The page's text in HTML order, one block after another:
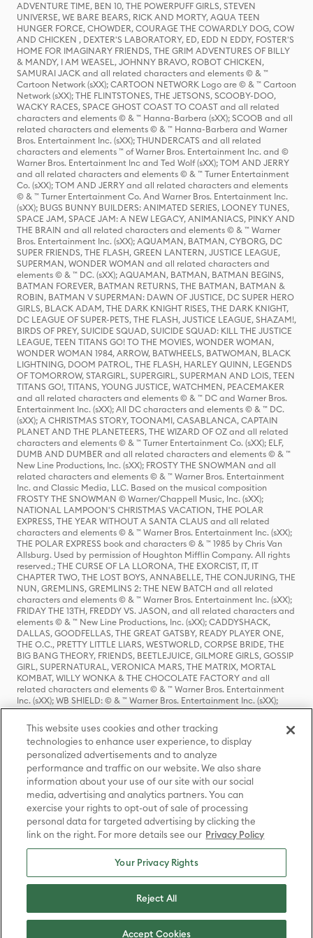
ADVENTURE TIME, BEN 10, THE POWERPUFF GIRLS, STEVEN
UNIVERSE, WE BARE BEARS, RICK AND MORTY, AQUA TEEN
HUNGER FORCE, CHOWDER, COURAGE THE COWARDLY DOG, COW
AND CHICKEN , DEXTER'S LABORATORY, ED, EDD N EDDY, FOSTER'S
HOME FOR IMAGINARY FRIENDS, THE GRIM ADVENTURES OF BILLY
& MANDY, I AM WEASEL, JOHNNY BRAVO, ROBOT CHICKEN,
SAMURAI JACK and all related characters and elements © & ™
Cartoon Network (sXX); CARTOON NETWORK Logo are © & ™ Cartoon
Network (sXX); THE FLINTSTONES, THE JETSONS, SCOOBY-DOO,
WACKY RACES, SPACE GHOST COAST TO COAST and all related
characters and elements © & ™ Hanna-Barbera (sXX); SCOOB and all
related characters and elements © & ™ Hanna-Barbera and Warner
Bros. Entertainment Inc. (sXX); THUNDERCATS and all related
characters and elements ™ of Warner Bros. Entertainment Inc. and ©
Warner Bros. Entertainment Inc and Ted Wolf (sXX); TOM AND JERRY
and all related characters and elements © & ™ Turner Entertainment
Co. (sXX); TOM AND JERRY and all related characters and elements
© & ™ Turner Entertainment Co. And Warner Bros. Entertainment Inc.
(sXX); BUGS BUNNY BUILDERS: ANIMATED SERIES, LOONEY TUNES,
SPACE JAM, SPACE JAM: A NEW LEGACY, ANIMANIACS, PINKY AND
THE BRAIN and all related characters and elements © & ™ Warner
Bros. Entertainment Inc. (sXX); AQUAMAN, BATMAN, CYBORG, DC
SUPER FRIENDS, THE FLASH, GREEN LANTERN, JUSTICE LEAGUE,
SUPERMAN, WONDER WOMAN and all related characters and
elements © & ™ DC. (sXX); AQUAMAN, BATMAN, BATMAN BEGINS,
BATMAN FOREVER, BATMAN RETURNS, THE BATMAN, BATMAN &
ROBIN, BATMAN V SUPERMAN: DAWN OF JUSTICE, DC SUPER HERO
GIRLS, BLACK ADAM, THE DARK KNIGHT RISES, THE DARK KNIGHT,
DC LEAGUE OF SUPER-PETS, THE FLASH, JUSTICE LEAGUE, SHAZAM!,
BIRDS OF PREY, SUICIDE SQUAD, SUICIDE SQUAD: KILL THE JUSTICE
LEAGUE, TEEN TITANS GO! TO THE MOVIES, WONDER WOMAN,
WONDER WOMAN 1984, ARROW, BATWHEELS, BATWOMAN, BLACK
LIGHTNING, DOOM PATROL, THE FLASH, HARLEY QUINN, LEGENDS
OF TOMORROW, STARGIRL, SUPERGIRL, SUPERMAN AND LOIS, TEEN
TITANS GO!, TITANS, YOUNG JUSTICE, WATCHMEN, PEACEMAKER
and all related characters and elements © & ™ DC and Warner Bros.
Entertainment Inc. (sXX); All DC characters and elements © & ™ DC.
(sXX); A CHRISTMAS STORY, TOONAMI, CASABLANCA, CAPTAIN
PLANET AND THE PLANETEERS, THE WIZARD OF OZ and all related
characters and elements © & ™ Turner Entertainment Co. (sXX); ELF,
DUMB AND DUMBER and all related characters and elements © & ™
New Line Productions, Inc. (sXX); FROSTY THE SNOWMAN and all
related characters and elements © & ™ Warner Bros. Entertainment
Inc. and Classic Media, LLC. Based on the musical composition
FROSTY THE SNOWMAN © Warner/Chappell Music, Inc. (sXX);
NATIONAL LAMPOON'S CHRISTMAS VACATION, THE POLAR
EXPRESS, THE YEAR WITHOUT A SANTA CLAUS and all related
characters and elements © & ™ Warner Bros. Entertainment Inc. (sXX);
THE POLAR EXPRESS book and characters © & ™ 1985 by Chris Van
Allsburg. Used by permission of Houghton Mifflin Company. All rights
reserved.; THE CURSE OF LA LLORONA, THE EXORCIST, IT, IT
CHAPTER TWO, THE LOST BOYS, ANNABELLE, THE CONJURING, THE
NUN, GREMLINS, GREMLINS 2: THE NEW BATCH and all related
characters and elements © & ™ Warner Bros. Entertainment Inc. (sXX);
FRIDAY THE 13TH, FREDDY VS. JASON, and all related characters and
elements © & ™ New Line Productions, Inc. (sXX); CADDYSHACK,
DALLAS, GOODFELLAS, THE GREAT GATSBY, READY PLAYER ONE,
THE O.C., PRETTY LITTLE LIARS, WESTWORLD, CORPSE BRIDE, THE
BIG BANG THEORY, FRIENDS, BEETLEJUICE, GILMORE GIRLS, GOSSIP
GIRL, SUPERNATURAL, VERONICA MARS, THE MATRIX, MORTAL
KOMBAT, WILLY WONKA & THE CHOCOLATE FACTORY and all
related characters and elements © & ™ Warner Bros. Entertainment
Inc. (sXX); WB SHIELD: © & ™ Warner Bros. Entertainment Inc. (sXX);
HOUSE OF THE DRAGON, GAME OF THRONES, and all related
characters and elements © & ™ Home Box Office, Inc. (sXX); CHILLING
ADVENTURES OF SABRINA, RIVERDALE © & ™ Warner Bros.
Entertainment Inc. Archie Comics and all related characters and
elements © & ™ Archie Comic Publications, Inc. Used with permission.
(sXX); SEINFELD and all related characters and elements © & ™ Castle
Rock Entertainment. (sXX); TED LASSO © & ™ Warner Bros.
Entertainment Inc. & Universal Television LLC (sXX); THE HOBBIT: AN
UNEXPECTED JOURNEY, THE HOBBIT: THE DESOLATION OF SMAUG,
THE HOBBIT: THE BATTLE OF THE FIVE ARMIES, THE LORD OF THE
RINGS: THE FELLOWSHIP OF THE RING, THE LORD OF THE RINGS: THE
TWO TOWERS, THE LORD OF THE RINGS: THE RETURN OF THE KING
and the names of the characters, items, events and places therein are
TM of The Saul Zaentz Company d/b/a Middle-earth Enterprises
under license to New Line Productions, Inc. (sXX), © Warner Bros.
Entertainment Inc. All rights reserved; WHERE THE WILD THINGS ARE
Entertainment Inc. (sXX); WIZARDING WORLD and all related
trademarks, characters, names, and indicia are © & ™ Warner Bros.
This website uses cookies and other tracking
technologies to enhance user experience, to display
personalized advertisements and to analyze
performance and traffic on our website. We also share
information about your use of our site with our social
media, advertising and analytics partners. You can
exercise your rights to opt-out of sale of processing
personal data for targeted advertising by clicking the
link on the right. For more details see our Privacy Policy
Your Privacy Rights
Reject All
Accept Cookies